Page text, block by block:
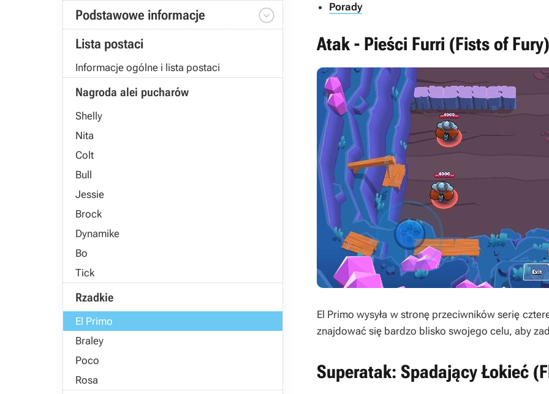
Podstawowe informacje 
Lista postaci
Informacje ogólne i lista postaci
Nagroda alei pucharów
Shelly
Nita
Colt
Bull
Jessie
Brock
Dynamike
Bo
Tick
Rzadkie
El Primo
Braley
Poco
Rosa
Porady
Atak - Pieści Furri (Fists of Fury)
El Primo wysyła w stronę przeciwników serię
znajdować się bardzo blisko swojego celu, aby
Superatak: Spadający Łokieć